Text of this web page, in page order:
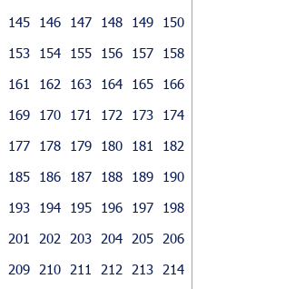
145 146 147 148 149
150
153 154 155 156 157
158
161 162 163 164 165
166
169 170 171 172 173
174
177 178 179 180 181
182
185 186 187 188 189
190
193 194 195 196 197
198
201 202 203 204 205
206
209 210 211 212 213 214